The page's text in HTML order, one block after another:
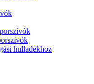
hulladékhoz